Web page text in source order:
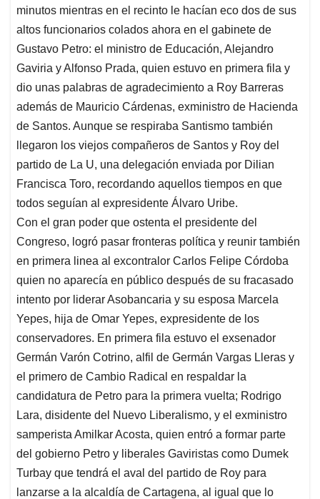
minutos mientras en el recinto le hacían eco dos de sus
altos funcionarios colados ahora en el gabinete de
Gustavo Petro: el ministro de Educación, Alejandro
Gaviria y Alfonso Prada, quien estuvo en primera fila y
dio unas palabras de agradecimiento a Roy Barreras
además de Mauricio Cárdenas, exministro de Hacienda
de Santos. Aunque se respiraba Santismo también
llegaron los viejos compañeros de Santos y Roy del
partido de La U, una delegación enviada por Dilian
Francisca Toro, recordando aquellos tiempos en que
todos seguían al expresidente Álvaro Uribe.
Con el gran poder que ostenta el presidente del
Congreso, logró pasar fronteras política y reunir también
en primera linea al excontralor Carlos Felipe Córdoba
quien no aparecía en público después de su fracasado
intento por liderar Asobancaria y su esposa Marcela
Yepes, hija de Omar Yepes, expresidente de los
conservadores. En primera fila estuvo el exsenador
Germán Varón Cotrino, alfil de Germán Vargas Lleras y
el primero de Cambio Radical en respaldar la
candidatura de Petro para la primera vuelta; Rodrigo
Lara, disidente del Nuevo Liberalismo, y el exministro
samperista Amilkar Acosta, quien entró a formar parte
del gobierno Petro y liberales Gaviristas como Dumek
Turbay que tendrá el aval del partido de Roy para
lanzarse a la alcaldía de Cartagena, al igual que lo